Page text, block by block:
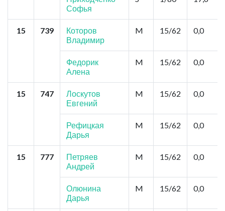
Софья
15 739
Которов
Владимир
M 15/62 0,0
Федорик
Алена
M 15/62 0,0
15 747
Лоскутов
Евгений
M 15/62 0,0
Рефицкая
Дарья
M 15/62 0,0
15 777
Петряев
Андрей
M 15/62 0,0
Олюнина
Дарья
M 15/62 0,0